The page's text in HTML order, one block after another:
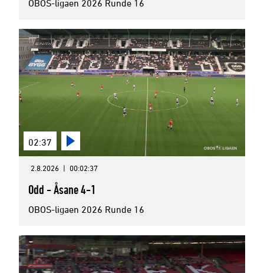
OBOS-ligaen 2026 Runde 16
02:37
2.8.2026 | 00:02:37
Odd - Åsane 4-1
OBOS-ligaen 2026 Runde 16